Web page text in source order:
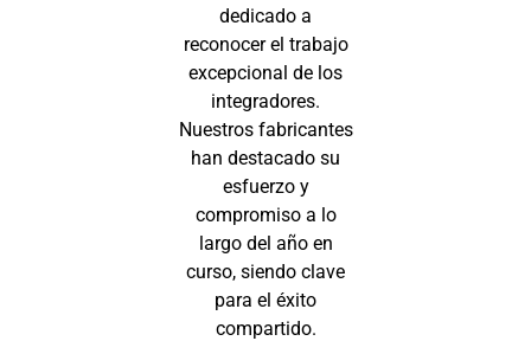
dedicado a
reconocer el trabajo
excepcional de los
integradores.
Nuestros fabricantes
han destacado su
esfuerzo y
compromiso a lo
largo del año en
curso, siendo clave
para el éxito
compartido.